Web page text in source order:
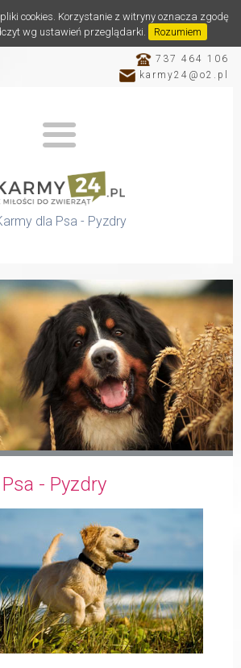
cookies. Korzystanie z witryny oznacza zgodę
wg ustawień przeglądarki.
Rozumiem
737 464 106
karmy24@o2.pl
dla Psa - Pyzdry
Katalog
Formularz
Kontakt
- Pyzdry